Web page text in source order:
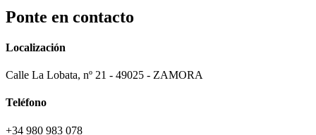
Ponte en contacto
Localización
Calle La Lobata, nº 21 - 49025 - ZAMORA
Teléfono
+34 980 983 078